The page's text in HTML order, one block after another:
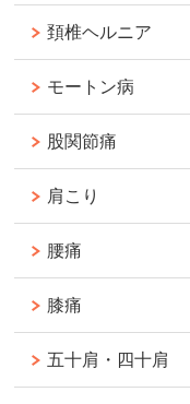
頚椎ヘルニア
モートン病
股関節痛
肩こり
腰痛
膝痛
五十肩・四十肩